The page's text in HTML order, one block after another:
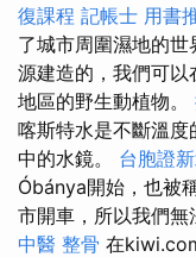
復課程 記帳士 用書
了城市周圍濕地的世
源建造的，我們可
地區的野生動植物。
喀斯特水是不斷溫
中的水鏡。 台胞證
Óbánya開始，也被
市開車，所以我們無
中醫 整骨 在